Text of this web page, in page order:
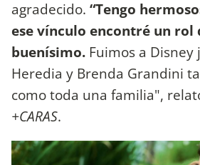
agradecido. “Tengo
ese vínculo encontré un rol
buenísimo. Fuimos a Disney
Heredia y Brenda Grandini
como toda una familia",
+CARAS.